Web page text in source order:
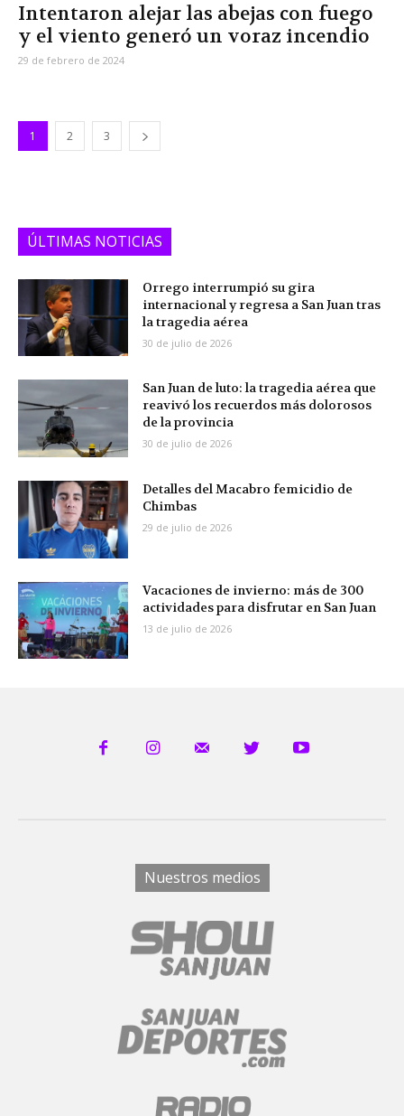
Intentaron alejar las abejas con fuego
y el viento generó un voraz incendio
29 de febrero de 2024
1 2 3
ÚLTIMAS NOTICIAS
Orrego interrumpió su gira
internacional y regresa a San Juan tras
la tragedia aérea
30 de julio de 2026
San Juan de luto: la tragedia aérea que
reavivó los recuerdos más dolorosos
de la provincia
30 de julio de 2026
Detalles del Macabro femicidio de
Chimbas
29 de julio de 2026
Vacaciones de invierno: más de 300
actividades para disfrutar en San Juan
13 de julio de 2026
Nuestros medios